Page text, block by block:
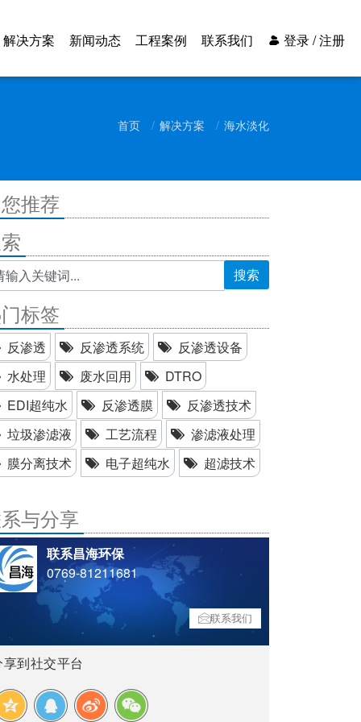
解决方案 新闻动态 工程案例 联系我们 登录 / 注册
首页 解决方案 海水淡化
推荐
搜索
标签
反渗透 反渗透系统
反渗透设备
水处理
废水回用
DTRO
EDI超纯水
反渗透膜
反渗透技术
垃圾渗滤液
工艺流程
渗滤液处理
膜分离技术
电子超纯水 超滤技术
与分享
联系昌海环保
0769-81211681
联系我们
享到社交平台